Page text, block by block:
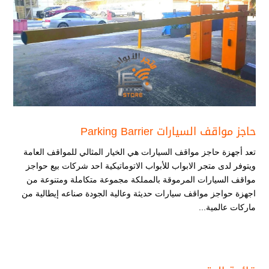
حاجز مواقف السيارات Parking Barrier
تعد أجهزة حاجز مواقف السيارات هي الخيار المثالي للمواقف العامة
ويتوفر لدى متجر الابواب للأبواب الاتوماتيكية احد شركات بيع حواجز
مواقف السيارات المرموقة بالمملكة مجموعة متكاملة ومتنوعة من
اجهزة حواجز مواقف سيارات حديثة وعالية الجودة صناعه إيطالية من
ماركات عالمية...